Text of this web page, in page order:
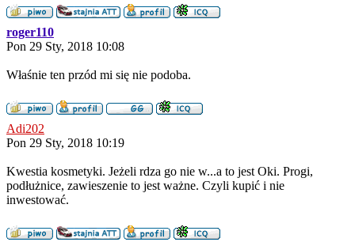
roger110
Pon 29 Sty, 2018 10:08
Właśnie ten przód mi się nie podoba.
Adi202
Pon 29 Sty, 2018 10:19
Kwestia kosmetyki. Jeżeli rdza go nie w...a to jest Oki. Progi,
podłużnice, zawieszenie to jest ważne. Czyli kupić i nie
inwestować.